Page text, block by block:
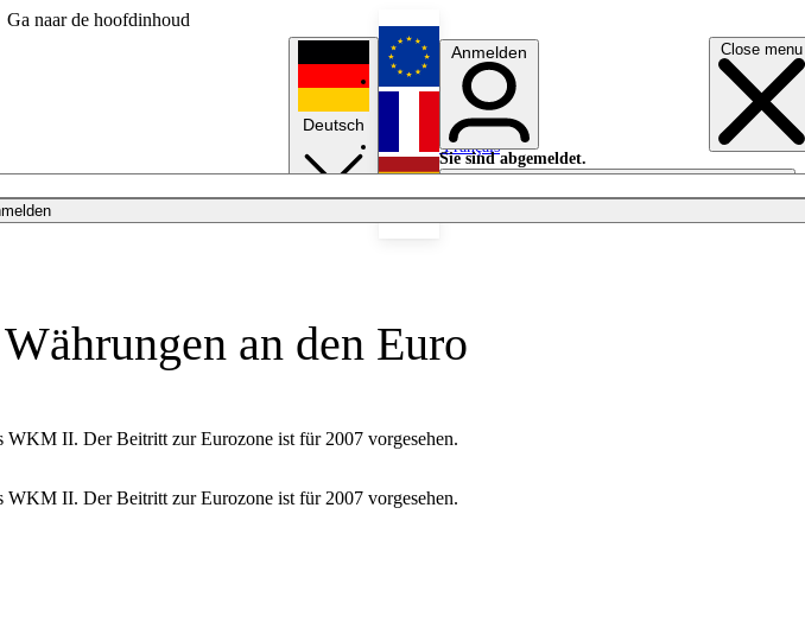
Ga naar de hoofdinhoud
Close menu
Deutsch
English
Français
Anmelden
Sie sind abgemeldet.
Anmelden
Licht aus
an den Euro
WKM II. Der Beitritt zur Eurozone ist für 2007 vorgesehen.
WKM II. Der Beitritt zur Eurozone ist für 2007 vorgesehen.